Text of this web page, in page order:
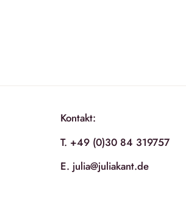
Kontakt:
T. +49 (0)30 84 319757
E. julia@juliakant.de